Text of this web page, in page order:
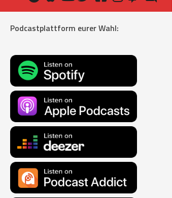
Podcastplattform eurer Wahl: